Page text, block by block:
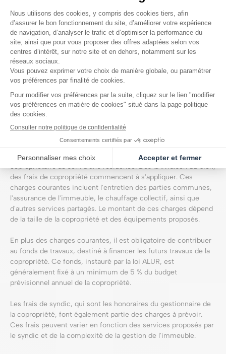
Enfin, en cas de remboursement anticipé du prêt, des
pénalités peuvent s'appliquer. Ces pénalités, qui peuvent
représenter jusqu'à 3 % du capital restant dû ou six mois
d'intérêts, sont à négocier en amont lors de la signature du
contrat de prêt.
Crédit immobilier : comment bien négocier votre taux
d’emprunt
Frais de copropriété : des dépenses
à prévoir dès la livraison
L'achat en VEFA implique généralement de devenir
copropriétaire au sein d'une résidence. Dès la livraison du bien,
des frais de copropriété commencent à s'appliquer. Ces
charges courantes incluent l'entretien des parties communes,
l'assurance de l'immeuble, le chauffage collectif, ainsi que
d'autres services partagés. Le montant de ces charges dépend
de la taille de la copropriété et des équipements proposés.
En plus des charges courantes, il est obligatoire de contribuer
au fonds de travaux, destiné à financer les futurs travaux de la
copropriété. Ce fonds, instauré par la loi ALUR, est
généralement fixé à un minimum de 5 % du budget
prévisionnel annuel de la copropriété.
Les frais de syndic, qui sont les honoraires du gestionnaire de
la copropriété, font également partie des charges à prévoir.
Ces frais peuvent varier en fonction des services proposés par
le syndic et de la complexité de la gestion de l'immeuble.